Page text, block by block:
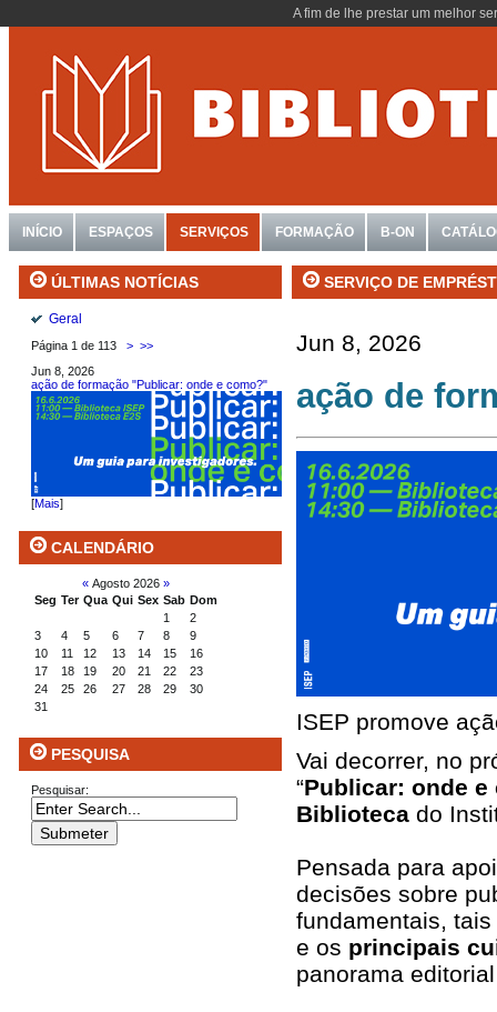
A fim de lhe prestar um melhor
INÍCIO ESPAÇOS SERVIÇOS FORMAÇÃO B-ON
ÚLTIMAS NOTÍCIAS
Geral
Página 1 de 113 > >>
Jun 8, 2026
ação de formação "Publicar: onde e como?"
[Mais]
CALENDÁRIO
« Agosto 2026 »
Seg Ter Qua Qui Sex Sab Dom
1
2
3
4 5 6 7 8
9
10
11 12 13 14 15
16
17
18 19 20 21 22
23
24
25 26 27 28 29
30
31
PESQUISA
Pesquisar:
SERVIÇO DE
Jun 8, 2026
ação de
ISEP promove
Vai decorrer, no
“Publicar: onde e
Biblioteca do
Pensada para
decisões sobre
fundamentais,
e os principais
panorama